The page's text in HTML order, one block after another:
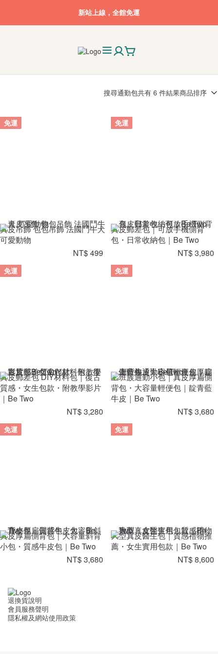
新站上線，全館免運
搜尋通勤包共有 6 件結果商品排序
免運
真皮吊飾 包包吊飾 法國鬥牛犬
可愛動物
NT$ 499
免運
真皮郵差包｜可放手機側背
包・日常收納包｜Be Two
NT$ 3,980
免運
真皮郵差包 DIY材料包｜復古
質感・女生包款・附教學影片
｜Be Two
NT$ 3,280
免運
上班族通勤小包｜真皮厚扁側
背包・大容量輕便包｜靛青藍
牛皮｜Be Two
NT$ 3,680
免運
真皮厚扁側背包｜大容量斜背
小包・質感牛皮包｜Be Two
NT$ 3,680
免運
大型真皮醫生包｜質感禮物推
薦・女生實用包款｜Be Two
NT$ 8,600
退換貨說明
會員服務聲明
隱私權及網站使用政策